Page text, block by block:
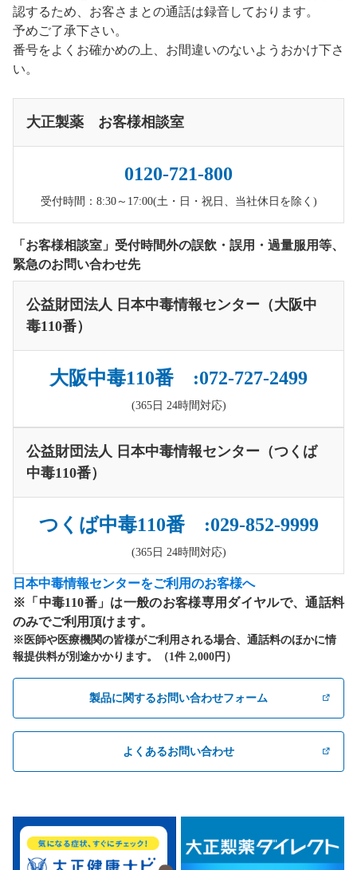
認するため、お客さまとの通話は録音しております。
予めご了承下さい。
番号をよくお確かめの上、お間違いのないようおかけ下さ
い。
大正製薬 お客様相談室
0120-721-800
受付時間：8:30～17:00(土・日・祝日、当社休日を除く)
「お客様相談室」受付時間外の誤飲・誤用・過量服用等、
緊急のお問い合わせ先
公益財団法人 日本中毒情報センター（大阪中
毒110番）
大阪中毒110番 :072-727-2499
(365日 24時間対応)
公益財団法人 日本中毒情報センター（つくば
中毒110番）
つくば中毒110番 :029-852-9999
(365日 24時間対応)
日本中毒情報センターをご利用のお客様へ
※「中毒110番」は一般のお客様専用ダイヤルで、通話料
のみでご利用頂けます。
※医師や医療機関の皆様がご利用される場合、通話料のほかに情
報提供料が別途かかります。（1件 2,000円）
製品に関するお問い合わせフォーム
よくあるお問い合わせ